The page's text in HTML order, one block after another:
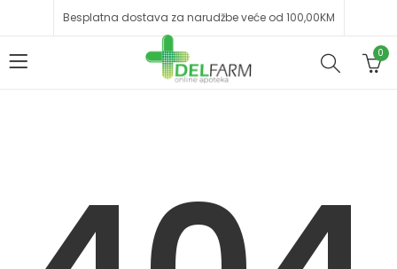
Besplatna dostava za narudžbe veće od 100,00KM
0